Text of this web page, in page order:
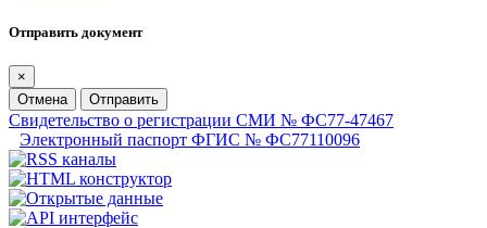
Отправить документ
×
Отмена
Отправить
Свидетельство о регистрации СМИ № ФС77-47467
Электронный паспорт ФГИС № ФС77110096